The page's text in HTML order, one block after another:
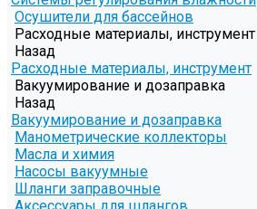
Осушители для бассейнов
Расходные материалы, инструмент
Назад
Расходные материалы, инструмент
Вакуумирование и дозаправка
Назад
Вакуумирование и дозаправка
Манометрические коллекторы
Масла и химия
Насосы вакуумные
Шланги заправочные